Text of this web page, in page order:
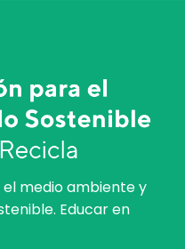
medio ambiente y
Educar en